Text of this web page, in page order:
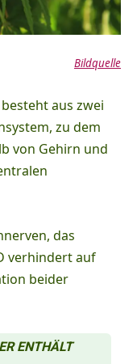
Bildquelle
aus zwei
zu dem
von Gehirn und
das
verhindert auf
beider
ENTHÄLT